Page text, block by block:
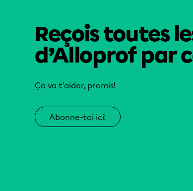
Reçois toutes
d’Alloprof par
Ça va t’aider, promis!
Abonne-toi ici!